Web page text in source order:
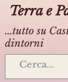
Terra e
...tutto su
dintorni